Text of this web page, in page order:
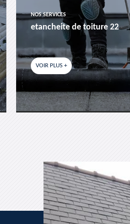
NOS SERVICES
etancheite de toiture 22
VOIR PLUS +